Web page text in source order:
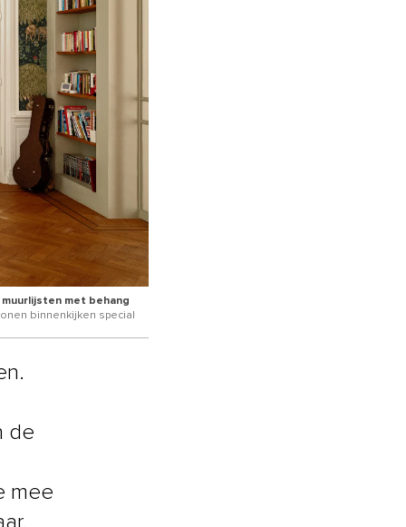
met behang
binnenkijken special
de
mee